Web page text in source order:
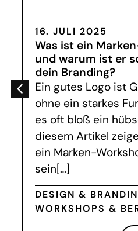
16. JULI 2025
Was ist ein
und warum ist er
dein Branding?
Ein gutes Logo ist
ohne ein starkes
es oft bloß ein
diesem Artikel
ein Marken-
sein[…]
DESIGN &
WORKSHOPS &